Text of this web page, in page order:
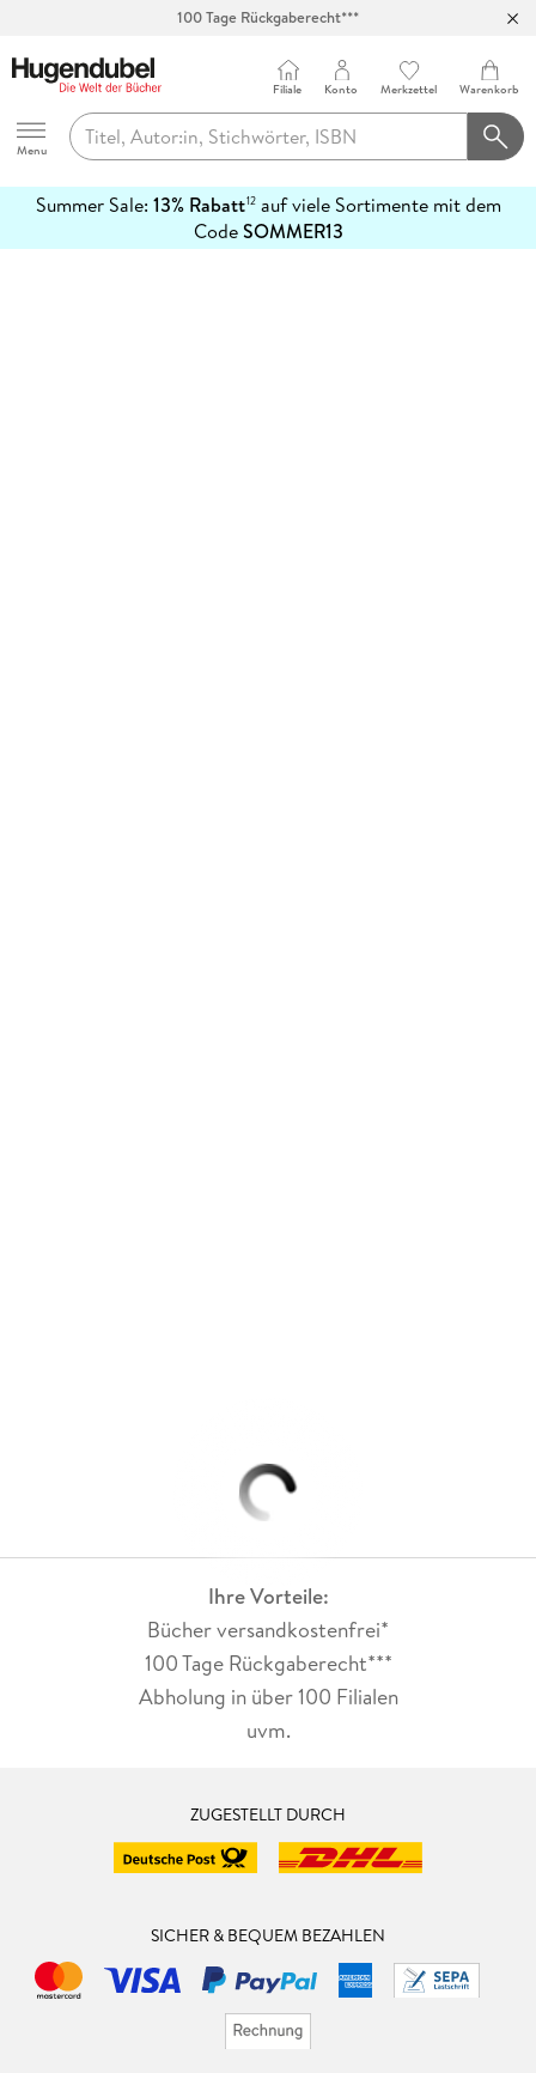
100 Tage Rückgaberecht***
Hugendubel
Menu
Filiale Konto Merkzettel Warenkorb
Summer Sale: 13% Rabatt12auf viele Sortimente mit dem
CodeSOMMER13
erfahren
Ihre Vorteile:
Bücher versandkostenfrei*
100 Tage Rückgaberecht***
Abholung in über 100 Filialen
uvm.
ZUGESTELLT DURCH
SICHER & BEQUEM BEZAHLEN